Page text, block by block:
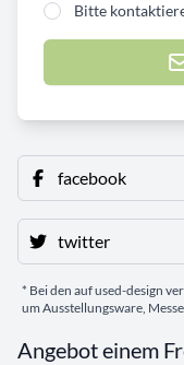
Bitte
facebook
twitter
* Bei den auf used-design
um Ausstellungsware,
Angebot einem